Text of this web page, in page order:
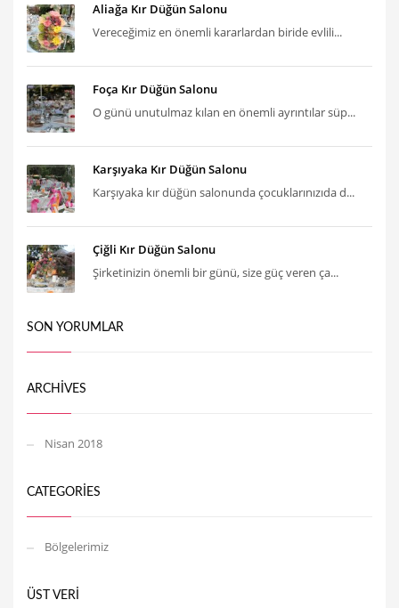
Aliağa Kır Düğün Salonu
Vereceğimiz en önemli kararlardan biride evlili...
Foça Kır Düğün Salonu
O günü unutulmaz kılan en önemli ayrıntılar süp...
Karşıyaka Kır Düğün Salonu
Karşıyaka kır düğün salonunda çocuklarınızıda d...
Çiğli Kır Düğün Salonu
Şirketinizin önemli bir günü, size güç veren ça...
SON YORUMLAR
ARCHIVES
Nisan 2018
CATEGORIES
Bölgelerimiz
ÜST VERI